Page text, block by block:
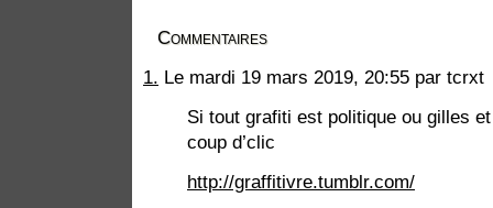
Commentaires
1. Le mardi 19 mars 2019, 20:55 par tcrxt
Si tout grafiti est politique ou gilles
coup d’clic
http://graffitivre.tumblr.com/